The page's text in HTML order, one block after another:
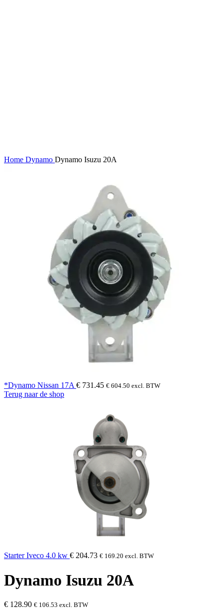
Home Dynamo Dynamo Isuzu 20A
*Dynamo Nissan 17A € 731.45 € 604.50 excl. BTW
Terug naar de shop
Starter Iveco 4.0 kw € 204.73 € 169.20 excl. BTW
Dynamo Isuzu 20A
€ 128.90 € 106.53 excl. BTW